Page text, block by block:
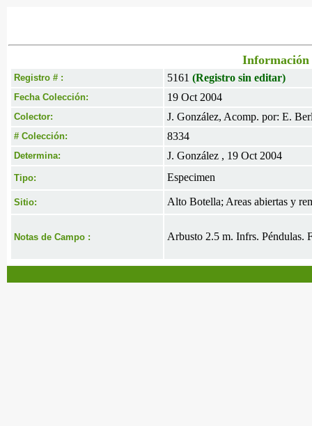
Información
Registro # : 5161 (Registro sin editar)
Fecha Colección: 19 Oct 2004
Colector: J. González, Acomp. por: E.
# Colección: 8334
Determina: J. González , 19 Oct 2004
Tipo: Especimen
Sitio: Alto Botella; Areas abiertas y
Notas de Campo : Arbusto 2.5 m. Infrs. Péndulas.